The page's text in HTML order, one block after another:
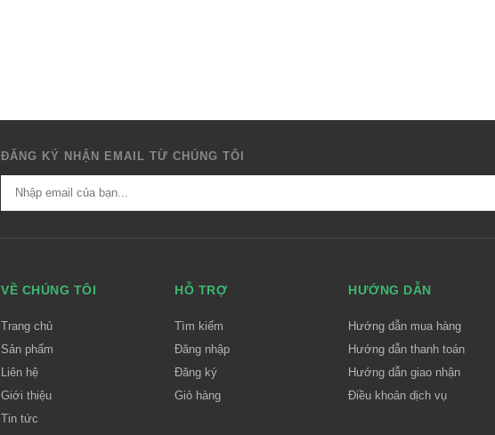
ĐĂNG KÝ NHẬN EMAIL TỪ CHÚNG TÔI
VỀ CHÚNG TÔI
Trang chủ
Sản phẩm
Liên hệ
Giới thiệu
Tin tức
HỖ TRỢ
Tìm kiếm
Đăng nhập
Đăng ký
Giỏ hàng
HƯỚNG DẪN
Hướng dẫn mua hàng
Hướng dẫn thanh toán
Hướng dẫn giao nhận
Điều khoản dịch vụ